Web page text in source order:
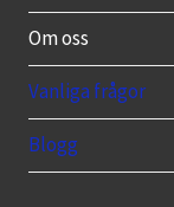
Om oss
Vanliga frågor
Blogg